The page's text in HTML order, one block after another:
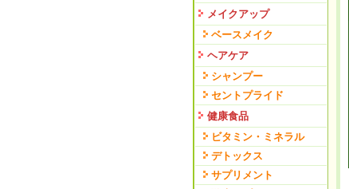
メイクアップ
ベースメイク
ヘアケア
シャンプー
セントプライド
健康食品
ビタミン・ミネラル
デトックス
サプリメント